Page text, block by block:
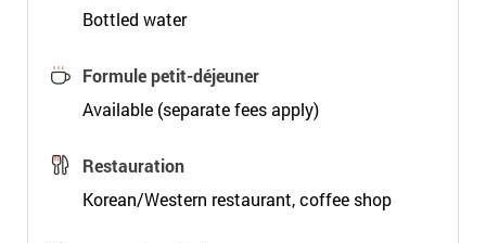
Bottled water
Formule petit-déjeuner
Available (separate fees apply)
Restauration
Korean/Western restaurant, coffee shop